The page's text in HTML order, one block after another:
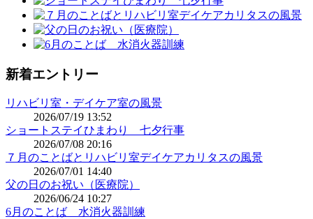
新着エントリー
リハビリ室・デイケア室の風景
2026/07/19 13:52
ショートステイひまわり 七夕行事
2026/07/08 20:16
７月のことばとリハビリ室デイケアカリタスの風景
2026/07/01 14:40
父の日のお祝い（医療院）
2026/06/24 10:27
6月のことば 水消火器訓練